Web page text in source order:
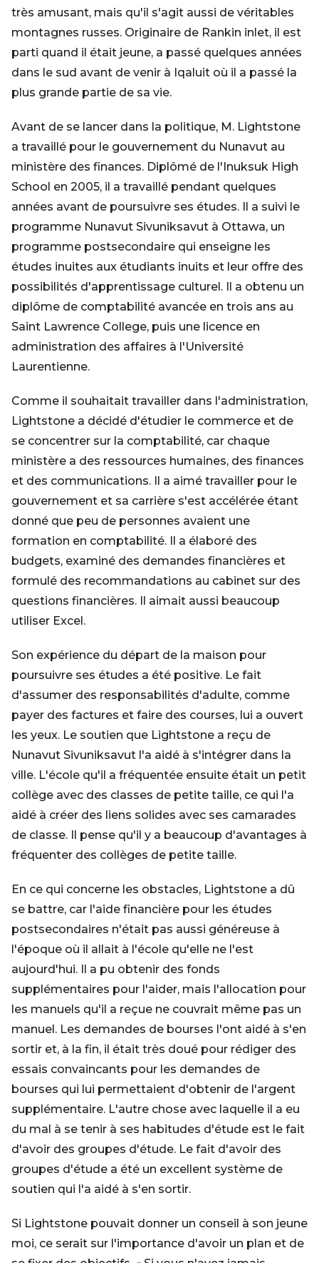
très amusant, mais qu'il s'agit aussi de véritables
montagnes russes. Originaire de Rankin inlet, il est
parti quand il était jeune, a passé quelques années
dans le sud avant de venir à Iqaluit où il a passé la
plus grande partie de sa vie.
Avant de se lancer dans la politique, M. Lightstone
a travaillé pour le gouvernement du Nunavut au
ministère des finances. Diplômé de l'Inuksuk High
School en 2005, il a travaillé pendant quelques
années avant de poursuivre ses études. Il a suivi le
programme Nunavut Sivuniksavut à Ottawa, un
programme postsecondaire qui enseigne les
études inuites aux étudiants inuits et leur offre des
possibilités d'apprentissage culturel. Il a obtenu un
diplôme de comptabilité avancée en trois ans au
Saint Lawrence College, puis une licence en
administration des affaires à l'Université
Laurentienne.
Comme il souhaitait travailler dans l'administration,
Lightstone a décidé d'étudier le commerce et de
se concentrer sur la comptabilité, car chaque
ministère a des ressources humaines, des finances
et des communications. Il a aimé travailler pour le
gouvernement et sa carrière s'est accélérée étant
donné que peu de personnes avaient une
formation en comptabilité. Il a élaboré des
budgets, examiné des demandes financières et
formulé des recommandations au cabinet sur des
questions financières. Il aimait aussi beaucoup
utiliser Excel.
Son expérience du départ de la maison pour
poursuivre ses études a été positive. Le fait
d'assumer des responsabilités d'adulte, comme
payer des factures et faire des courses, lui a ouvert
les yeux. Le soutien que Lightstone a reçu de
Nunavut Sivuniksavut l'a aidé à s'intégrer dans la
ville. L'école qu'il a fréquentée ensuite était un petit
collège avec des classes de petite taille, ce qui l'a
aidé à créer des liens solides avec ses camarades
de classe. Il pense qu'il y a beaucoup d'avantages à
fréquenter des collèges de petite taille.
En ce qui concerne les obstacles, Lightstone a dû
se battre, car l'aide financière pour les études
postsecondaires n'était pas aussi généreuse à
l'époque où il allait à l'école qu'elle ne l'est
aujourd'hui. Il a pu obtenir des fonds
supplémentaires pour l'aider, mais l'allocation pour
les manuels qu'il a reçue ne couvrait même pas un
manuel. Les demandes de bourses l'ont aidé à s'en
sortir et, à la fin, il était très doué pour rédiger des
essais convaincants pour les demandes de
bourses qui lui permettaient d'obtenir de l'argent
supplémentaire. L'autre chose avec laquelle il a eu
du mal à se tenir à ses habitudes d'étude est le fait
d'avoir des groupes d'étude. Le fait d'avoir des
groupes d'étude a été un excellent système de
soutien qui l'a aidé à s'en sortir.
Si Lightstone pouvait donner un conseil à son jeune
moi, ce serait sur l'importance d'avoir un plan et de